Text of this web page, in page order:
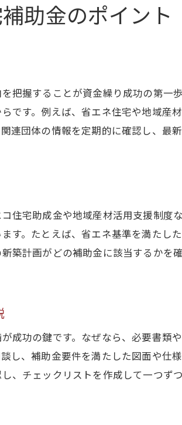
新築と利子補給制度の組み合わせ活
岐阜県信用保証協会と税理士連携
新築補助金申請時の専門家サポート
築計画を成功へ導く最新情報とコツ
新築計画で知っておきたい最新資金
新築計画成功のための情報収集ポイ
資金繰りを成功させる新築計画の工
助金のポイント
把握することが資金繰り成功の第一
です。例えば、省エネ住宅や地域産
連団体の情報を定期的に確認し、最
住宅助成金や地域産材活用支援制度
す。たとえば、省エネ基準を満たし
築計画がどの補助金に該当するかを
成功の鍵です。なぜなら、必要書類
し、補助金要件を満たした図面や仕
、チェックリストを作成して一つず